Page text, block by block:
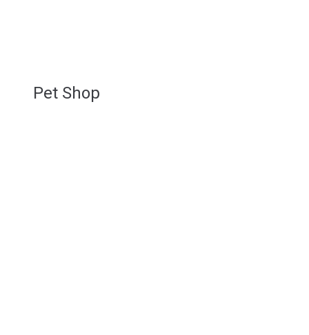
Pet Shop